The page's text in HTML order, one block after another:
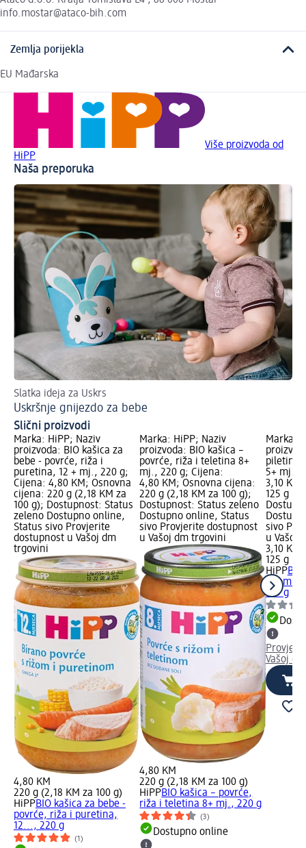
info.mostar@ataco-bih.com
Zemlja porijekla
EU Mađarska
Više proizvoda od
HiPP
Naša preporuka
Slatka ideja za Uskrs
Uskršnje gnijezdo za bebe
Slični proizvodi
Marka: HiPP; Naziv
proizvoda: BIO kašica za
bebe - povrće, riža i
puretina, 12 + mj., 220 g;
Cijena: 4,80 KM; Osnovna
cijena: 220 g (2,18 KM za
100 g); Dostupnost: Status
zeleno Dostupno online,
Status sivo Provjerite
dostupnost u Vašoj dm
trgovini
4,80 KM
220 g (2,18 KM za 100 g)
HiPPBIO kašica za bebe -
povrće, riža i puretina,
12..., 220 g
(1)
Marka: HiPP; Naziv
proizvoda: BIO kašica –
povrće, riža i teletina 8+
mj., 220 g; Cijena:
4,80 KM; Osnovna cijena:
220 g (2,18 KM za 100 g);
Dostupnost: Status zeleno
Dostupno online, Status
sivo Provjerite dostupnost
u Vašoj dm trgovini
4,80 KM
220 g (2,18 KM za 100 g)
HiPPBIO kašica – povrće,
riža i teletina 8+ mj., 220 g
(3)
Dostupno online
Marka:
5+ mj.,
3,10
125 g
sivo
u Vašoj
3,10 KM
125 g
HiPP
rižom i
125 g
Vašoj